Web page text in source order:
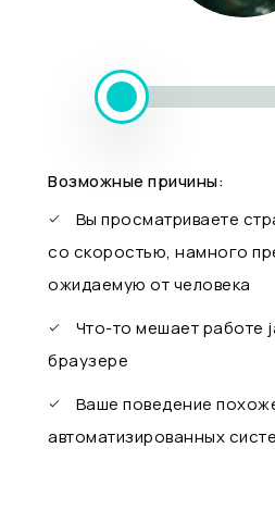
Возможные причины:
Вы просматриваете
со скоростью, намного
ожидаемую от человека
Что-то мешает работе
браузере
Ваше поведение
автоматизированных